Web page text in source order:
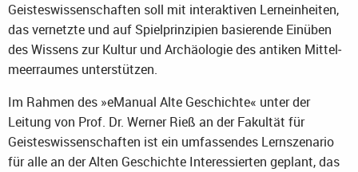
Geis­tes­wis­sen­schaf­ten soll mit in­ter­ak­ti­ven Ler­nein­hei­ten,
das ver­netz­te und auf Spiel­prin­zi­pi­en ba­sie­ren­de Ein­üben
des Wis­sens zur Kul­tur und Ar­chäo­lo­gie des an­ti­ken Mit­tel­
meer­rau­mes un­ter­stüt­zen.
Im Rahmen des »eMa­nu­al Alte Ge­schich­te« unter der
Leitung von Prof. Dr. Wer­ner Rieß an der Fa­kul­tät für
Geisteswissen­schaf­ten ist ein um­fas­sen­des Lern­sze­na­rio
für alle an der Alten Ge­schich­te In­ter­es­sier­ten geplant, das